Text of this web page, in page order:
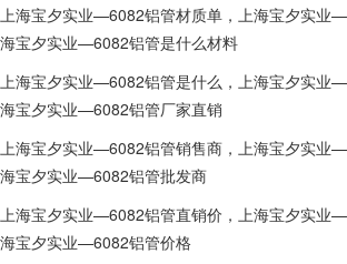
上海宝夕实业—6082铝管材质单，上海宝夕实业
海宝夕实业—6082铝管是什么材料
上海宝夕实业—6082铝管是什么，上海宝夕实业
海宝夕实业—6082铝管厂家直销
上海宝夕实业—6082铝管销售商，上海宝夕实业
海宝夕实业—6082铝管批发商
上海宝夕实业—6082铝管直销价，上海宝夕实业
海宝夕实业—6082铝管价格